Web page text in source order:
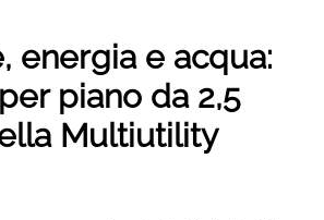
energia e acqua:
piano da 2,5
Multiutility